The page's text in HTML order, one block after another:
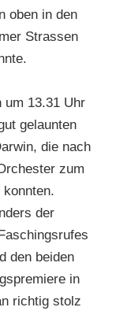
oben in den
Strassen
um 13.31 Uhr
gelaunten
die nach
zum
der
den beiden
in
richtig stolz